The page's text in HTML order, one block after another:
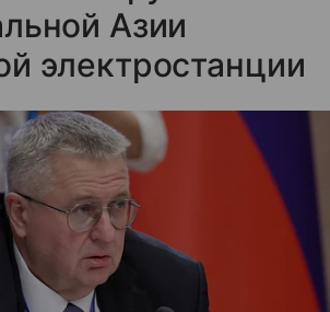
Азии
электростанции